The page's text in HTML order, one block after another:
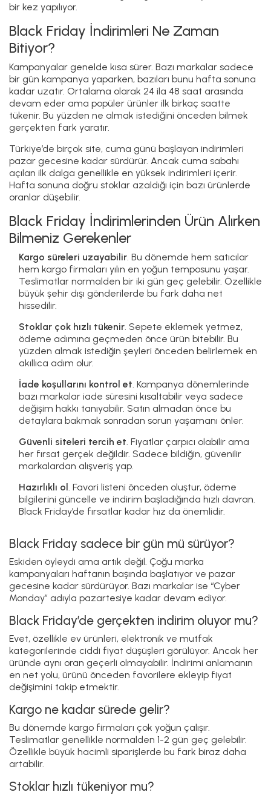
bir kez yapılıyor.
Black Friday İndirimleri Ne Zaman
Bitiyor?
Kampanyalar genelde kısa sürer. Bazı markalar sadece
bir gün kampanya yaparken, bazıları bunu hafta sonuna
kadar uzatır. Ortalama olarak 24 ila 48 saat arasında
devam eder ama popüler ürünler ilk birkaç saatte
tükenir. Bu yüzden ne almak istediğini önceden bilmek
gerçekten fark yaratır.
Türkiye’de birçok site, cuma günü başlayan indirimleri
pazar gecesine kadar sürdürür. Ancak cuma sabahı
açılan ilk dalga genellikle en yüksek indirimleri içerir.
Hafta sonuna doğru stoklar azaldığı için bazı ürünlerde
oranlar düşebilir.
Black Friday İndirimlerinden Ürün Alırken
Bilmeniz Gerekenler
Kargo süreleri uzayabilir. Bu dönemde hem satıcılar
hem kargo firmaları yılın en yoğun temposunu yaşar.
Teslimatlar normalden bir iki gün geç gelebilir. Özellikle
büyük şehir dışı gönderilerde bu fark daha net
hissedilir.
Stoklar çok hızlı tükenir. Sepete eklemek yetmez,
ödeme adımına geçmeden önce ürün bitebilir. Bu
yüzden almak istediğin şeyleri önceden belirlemek en
akıllıca adım olur.
İade koşullarını kontrol et. Kampanya dönemlerinde
bazı markalar iade süresini kısaltabilir veya sadece
değişim hakkı tanıyabilir. Satın almadan önce bu
detaylara bakmak sonradan sorun yaşamanı önler.
Güvenli siteleri tercih et. Fiyatlar çarpıcı olabilir ama
her fırsat gerçek değildir. Sadece bildiğin, güvenilir
markalardan alışveriş yap.
Hazırlıklı ol. Favori listeni önceden oluştur, ödeme
bilgilerini güncelle ve indirim başladığında hızlı davran.
Black Friday’de fırsatlar kadar hız da önemlidir.
Black Friday sadece bir gün mü sürüyor?
Eskiden öyleydi ama artık değil. Çoğu marka
kampanyaları haftanın başında başlatıyor ve pazar
gecesine kadar sürdürüyor. Bazı markalar ise “Cyber
Monday” adıyla pazartesiye kadar devam ediyor.
Black Friday’de gerçekten indirim oluyor mu?
Evet, özellikle ev ürünleri, elektronik ve mutfak
kategorilerinde ciddi fiyat düşüşleri görülüyor. Ancak her
üründe aynı oran geçerli olmayabilir. İndirimi anlamanın
en net yolu, ürünü önceden favorilere ekleyip fiyat
değişimini takip etmektir.
Kargo ne kadar sürede gelir?
Bu dönemde kargo firmaları çok yoğun çalışır.
Teslimatlar genellikle normalden 1-2 gün geç gelebilir.
Özellikle büyük hacimli siparişlerde bu fark biraz daha
artabilir.
Stoklar hızlı tükeniyor mu?